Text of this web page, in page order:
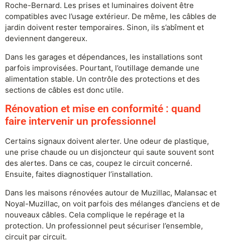
Roche-Bernard. Les prises et luminaires doivent être
compatibles avec l’usage extérieur. De même, les câbles de
jardin doivent rester temporaires. Sinon, ils s’abîment et
deviennent dangereux.
Dans les garages et dépendances, les installations sont
parfois improvisées. Pourtant, l’outillage demande une
alimentation stable. Un contrôle des protections et des
sections de câbles est donc utile.
Rénovation et mise en conformité : quand
faire intervenir un professionnel
Certains signaux doivent alerter. Une odeur de plastique,
une prise chaude ou un disjoncteur qui saute souvent sont
des alertes. Dans ce cas, coupez le circuit concerné.
Ensuite, faites diagnostiquer l’installation.
Dans les maisons rénovées autour de Muzillac, Malansac et
Noyal-Muzillac, on voit parfois des mélanges d’anciens et de
nouveaux câbles. Cela complique le repérage et la
protection. Un professionnel peut sécuriser l’ensemble,
circuit par circuit.